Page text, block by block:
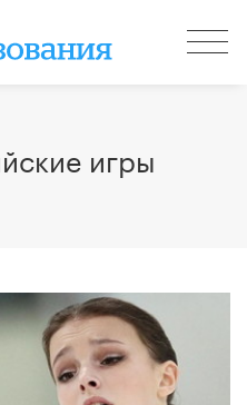
игры